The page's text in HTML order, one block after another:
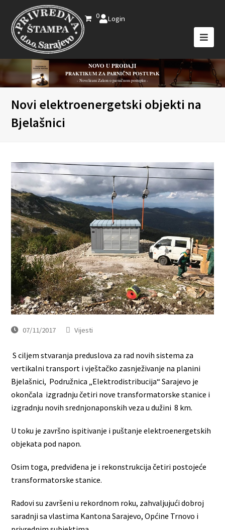
0 Login
NOVO U PRODAJI
PRAKTIKUM ZA PARNIČNI POSTUPAK
- Novelirani Zakon o parničnom postupku -
Novi elektroenergetski objekti na
Bjelašnici
07/11/2017 Vijesti
S ciljem stvaranja preduslova za rad novih sistema za
vertikalni transport i vještačko zasnježivanje na planini
Bjelašnici, Podružnica „Elektrodistribucija“ Sarajevo je
okončala izgradnju četiri nove transformatorske stanice i
izgradnju novih srednjonaponskih veza u dužini 8 km.
U toku je završno ispitivanje i puštanje elektroenergetskih
objekata pod napon.
Osim toga, predviđena je i rekonstrukcija četiri postojeće
transformatorske stanice.
Radovi su završeni u rekordnom roku, zahvaljujući dobroj
saradnji sa vlastima Kantona Sarajevo, Općine Trnovo i